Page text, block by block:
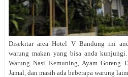
Disekitar area Hotel V Bandung ini
warung makan yang bisa anda
Warung Nasi Kemuning, Ayam Goreng
Jamal, dan masih ada beberapa warung